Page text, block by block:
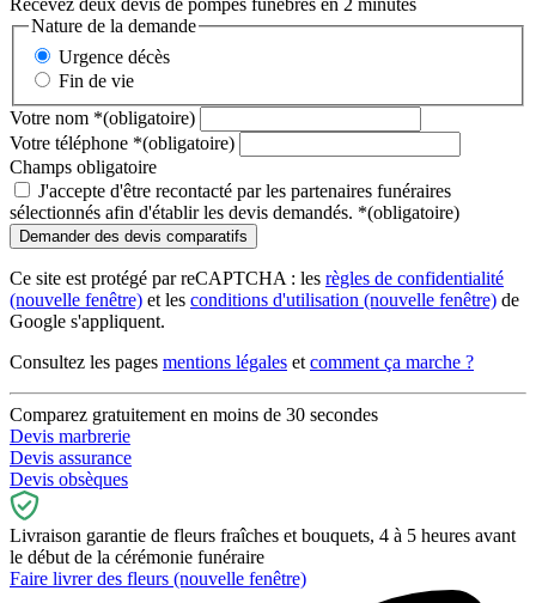
Recevez deux devis de pompes funèbres en 2 minutes
Nature de la demande
Urgence décès
Fin de vie
Votre nom *(obligatoire)
Votre téléphone *(obligatoire)
Champs obligatoire
J'accepte d'être recontacté par les partenaires funéraires
sélectionnés afin d'établir les devis demandés. *(obligatoire)
Ce site est protégé par reCAPTCHA : les règles de confidentialité
(nouvelle fenêtre) et les conditions d'utilisation (nouvelle fenêtre) de
Google s'appliquent.
Consultez les pages mentions légales et comment ça marche ?
Comparez gratuitement en moins de 30 secondes
Devis marbrerie
Devis assurance
Devis obsèques
Livraison garantie de fleurs fraîches et bouquets, 4 à 5 heures avant
le début de la cérémonie funéraire
Faire livrer des fleurs (nouvelle fenêtre)